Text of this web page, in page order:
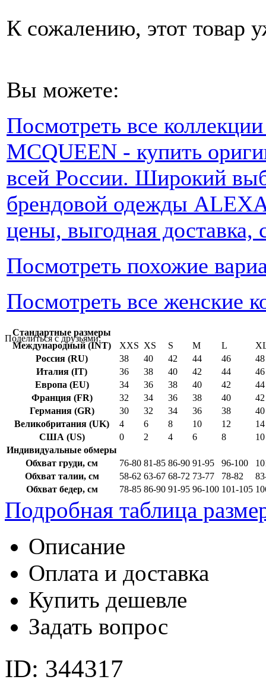
К сожалению, этот товар
Вы можете:
Посмотреть все
MCQUEEN - купить
всей России. Широкий
брендовой одежды
цены, выгодная доставка,
Посмотреть похожие
Посмотреть все женские
Поделиться с друзьями:
Стандартные размеры
Международный (INT)
XXS XS S M L
Россия (RU)
38 40 42 44 46
48
Италия (IT)
36 38 40 42 44
46
Европа (EU)
34 36 38 40 42
44
Франция (FR)
32 34 36 38 40
42
Германия (GR)
30 32 34 36 38
40
Великобритания (UK)
4 6 8 10 12
14
США (US)
0 2 4 6 8
10
Индивидуальные обмеры
Обхват груди, см
76-80 81-85 86-90 91-95 96-100
Обхват талии, см
58-62 63-67 68-72 73-77 78-82
Обхват бедер, см
78-85 86-90 91-95 96-100 101-105
Подробная таблица
Описание
Оплата и доставка
Купить дешевле
Задать вопрос
ID: 344317